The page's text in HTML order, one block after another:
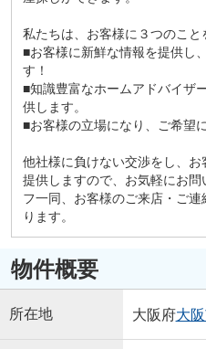
私たちは、お客様に３つのこと
■お客様に新鮮な情報を提供し
す！
■知識豊富なホームアドバイザ
供します。
■お客様の立場になり、ご希望
他社様に負けない交渉をし、
提供しますので、お気軽にお
フ一同、お客様のご来店・ご
ります。
物件概要
所在地 大阪府大